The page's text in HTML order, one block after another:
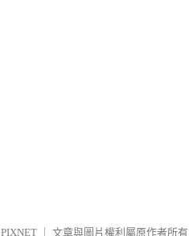
PIXNET 文章與圖片權利屬原作者所有